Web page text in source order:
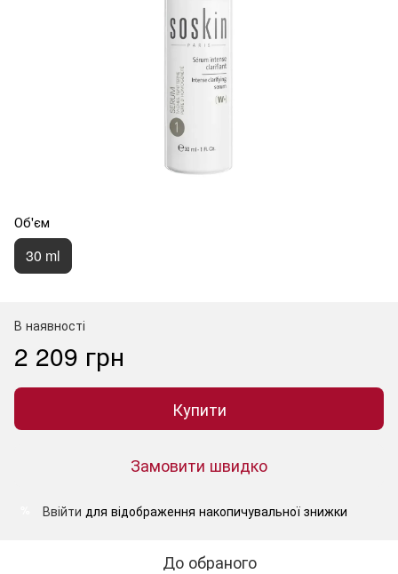
Об'єм
30 ml
В наявності
2 209 грн
Купити
Замовити швидко
Ввійти для відображення накопичувальної знижки
До обраного